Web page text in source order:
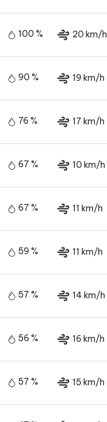
100 % 20 km/h
90 % 19 km/h
76 % 17 km/h
67 % 10 km/h
67 % 11 km/h
59 % 11 km/h
57 % 14 km/h
56 % 16 km/h
57 % 15 km/h